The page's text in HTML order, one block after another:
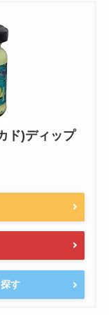
ド)ディップ
す